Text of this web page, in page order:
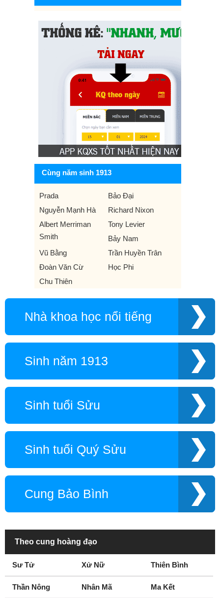
Cùng năm sinh 1913
Prada
Bảo Đại
Nguyễn Mạnh Hà
Richard Nixon
Albert Merriman
Smith
Tony Levier
Bảy Nam
Vũ Bằng
Trần Huyền Trân
Đoàn Văn Cừ
Học Phi
Chu Thiên
Nhà khoa học nổi tiếng
Sinh năm 1913
Sinh tuổi Sửu
Sinh tuổi Quý Sửu
Cung Bảo Bình
Theo cung hoàng đạo
Sư Tử Xử Nữ Thiên Bình
Thần Nông Nhân Mã Ma Kết